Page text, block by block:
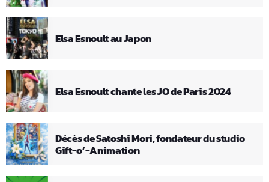
Elsa Esnoult au Japon
Elsa Esnoult chante les JO de Paris 2024
Décès de Satoshi Mori, fondateur du studio
Gift-o’-Animation